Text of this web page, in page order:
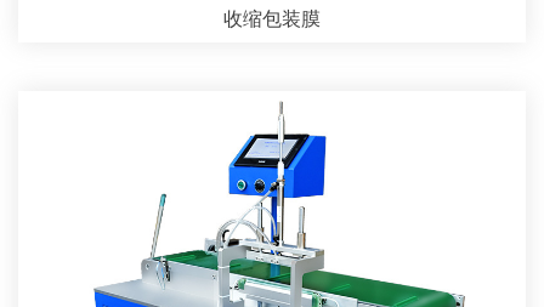
收缩包装膜